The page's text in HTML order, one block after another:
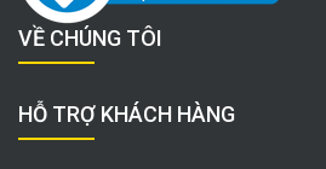
VỀ CHÚNG TÔI
HỖ TRỢ KHÁCH HÀNG